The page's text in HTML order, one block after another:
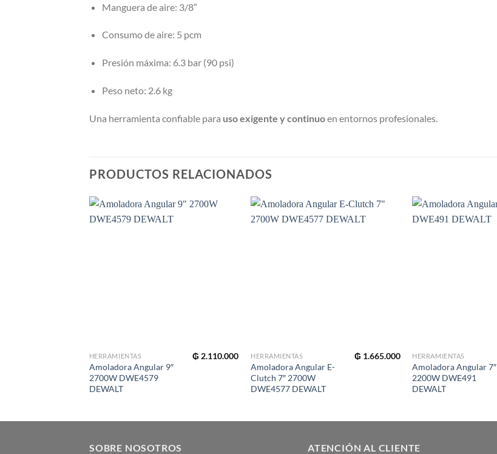
Manguera de aire: 3/8″
Consumo de aire: 5 pcm
Presión máxima: 6.3 bar (90 psi)
Peso neto: 2.6 kg
Una herramienta confiable para uso exigente y continuoen entornos profesionales.
PRODUCTOS RELACIONADOS
HERRAMIENTAS
Amoladora Angular 9″
2700W DWE4579
DEWALT
₲ 2.110.000 HERRAMIENTAS
Amoladora Angular E-
Clutch 7″ 2700W
DWE4577 DEWALT
₲ 1.665.000 HERRAMIENTAS
Amoladora Angular 7″
2200W DWE491
DEWALT
SOBRE NOSOTROS ATENCIÓN AL CLIENTE